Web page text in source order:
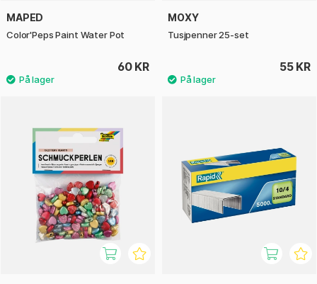
MAPED
Color'Peps Paint Water Pot
60 KR
MOXY
Tusjpenner 25-set
55 KR